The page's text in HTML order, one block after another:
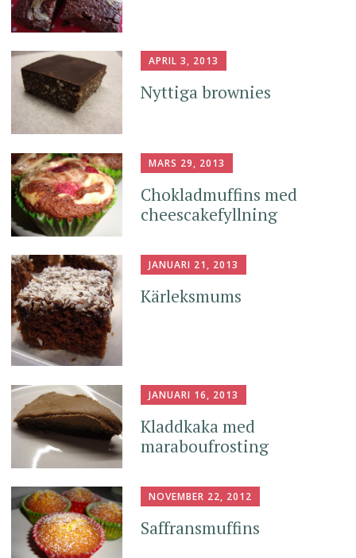
APRIL 3, 2013
Nyttiga brownies
MARS 29, 2013
Chokladmuffins med
cheescakefyllning
JANUARI 21, 2013
Kärleksmums
JANUARI 16, 2013
Kladdkaka med
maraboufrosting
NOVEMBER 22, 2012
Saffransmuffins